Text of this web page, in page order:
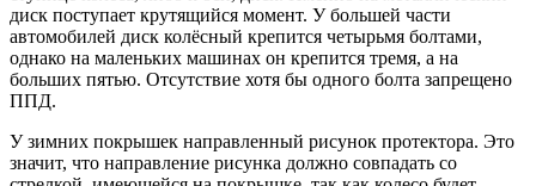
диск поступает крутящийся момент. У большей части
автомобилей диск колёсный крепится четырьмя болтами,
однако на маленьких машинах он крепится тремя, а на
больших пятью. Отсутствие хотя бы одного болта запрещено
ППД.
У зимних покрышек направленный рисунок протектора. Это
значит, что направление рисунка должно совпадать со